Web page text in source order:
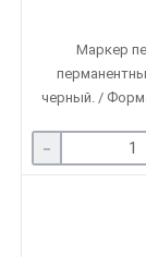
Маркер
черный. /
-